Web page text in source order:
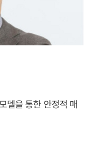
델을 통한 안정적 매